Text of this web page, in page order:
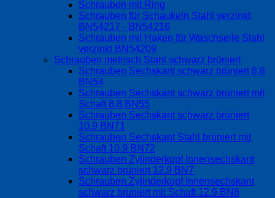
Schrauben mit Ring
Schrauben für Schaukeln Stahl verzinkt
BN54217 - BN54216
Schrauben mit Haken für Waschseile Stahl
verzinkt BN54209
Schrauben metrisch Stahl schwarz brüniert
Schrauben Sechskant schwarz brüniert 8.8
BN54
Schrauben Sechskant schwarz brüniert mit
Schaft 8.8 BN55
Schrauben Sechskant schwarz brüniert
10.9 BN71
Schrauben Sechskant Stahl brüniert mit
Schaft 10.9 BN72
Schrauben Zylinderkopf Innensechskant
schwarz brüniert 12.9 BN7
Schrauben Zylinderkopf Innensechskant
schwarz brüniert mit Schaft 12.9 BN8